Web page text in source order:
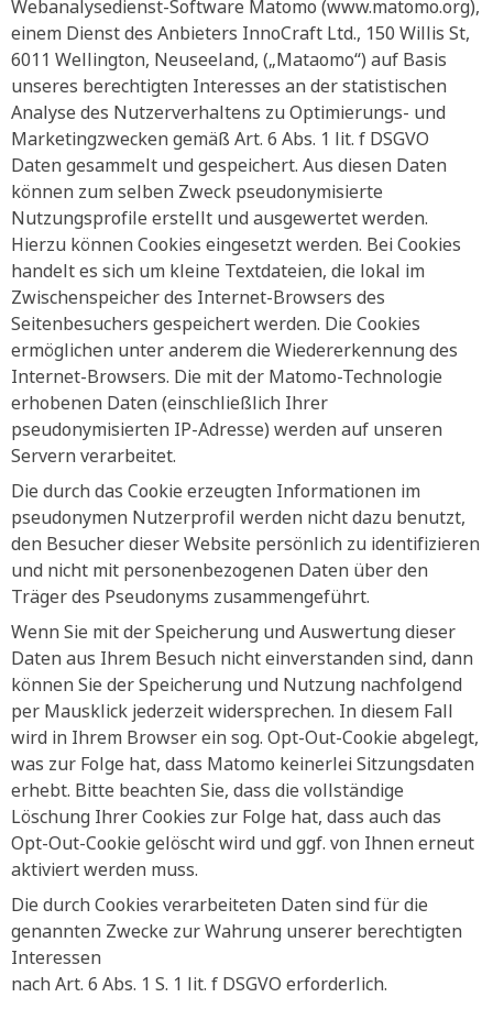
Webanalysedienst-Software Matomo (www.matomo.org),
einem Dienst des Anbieters InnoCraft Ltd., 150 Willis St,
6011 Wellington, Neuseeland, („Mataomo“) auf Basis
unseres berechtigten Interesses an der statistischen
Analyse des Nutzerverhaltens zu Optimierungs- und
Marketingzwecken gemäß Art. 6 Abs. 1 lit. f DSGVO
Daten gesammelt und gespeichert. Aus diesen Daten
können zum selben Zweck pseudonymisierte
Nutzungsprofile erstellt und ausgewertet werden.
Hierzu können Cookies eingesetzt werden. Bei Cookies
handelt es sich um kleine Textdateien, die lokal im
Zwischenspeicher des Internet-Browsers des
Seitenbesuchers gespeichert werden. Die Cookies
ermöglichen unter anderem die Wiedererkennung des
Internet-Browsers. Die mit der Matomo-Technologie
erhobenen Daten (einschließlich Ihrer
pseudonymisierten IP-Adresse) werden auf unseren
Servern verarbeitet.
Die durch das Cookie erzeugten Informationen im
pseudonymen Nutzerprofil werden nicht dazu benutzt,
den Besucher dieser Website persönlich zu identifizieren
und nicht mit personenbezogenen Daten über den
Träger des Pseudonyms zusammengeführt.
Wenn Sie mit der Speicherung und Auswertung dieser
Daten aus Ihrem Besuch nicht einverstanden sind, dann
können Sie der Speicherung und Nutzung nachfolgend
per Mausklick jederzeit widersprechen. In diesem Fall
wird in Ihrem Browser ein sog. Opt-Out-Cookie abgelegt,
was zur Folge hat, dass Matomo keinerlei Sitzungsdaten
erhebt. Bitte beachten Sie, dass die vollständige
Löschung Ihrer Cookies zur Folge hat, dass auch das
Opt-Out-Cookie gelöscht wird und ggf. von Ihnen erneut
aktiviert werden muss.
Die durch Cookies verarbeiteten Daten sind für die
genannten Zwecke zur Wahrung unserer berechtigten
Interessen
nach Art. 6 Abs. 1 S. 1 lit. f DSGVO erforderlich.